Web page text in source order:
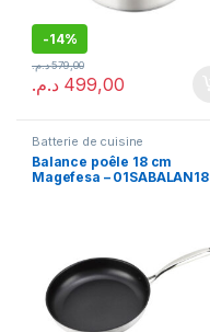
-14%
499,00 د.م.
579,00 د.م.
Batterie de cuisine
Balance poêle 18 cm
Magefesa – 01SABALAN18